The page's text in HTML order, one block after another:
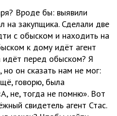
Вроде бы: выявили
на закупщика. Сделали две
с обыском и находить на
к дому идёт агент
идёт перед обыском? Я
но он сказать нам не мог:
говорю, была
не, тогда не помню». Вот
свидетель агент Стас.